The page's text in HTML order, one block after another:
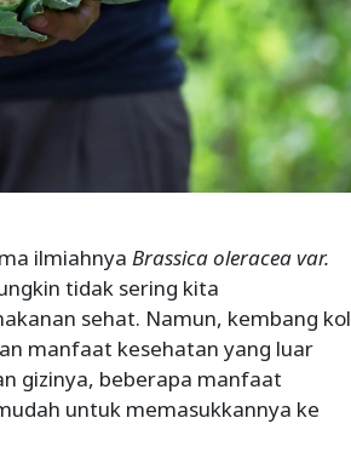
ilmiahnya Brassica oleracea var.
tidak sering kita
sehat. Namun, kembang kol
manfaat kesehatan yang luar
gizinya, beberapa manfaat
untuk memasukkannya ke